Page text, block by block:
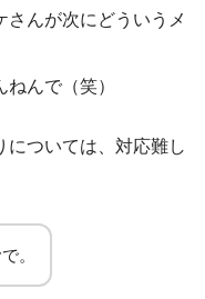
さんが次にどういうメ
んで（笑）
については、対応難し
。